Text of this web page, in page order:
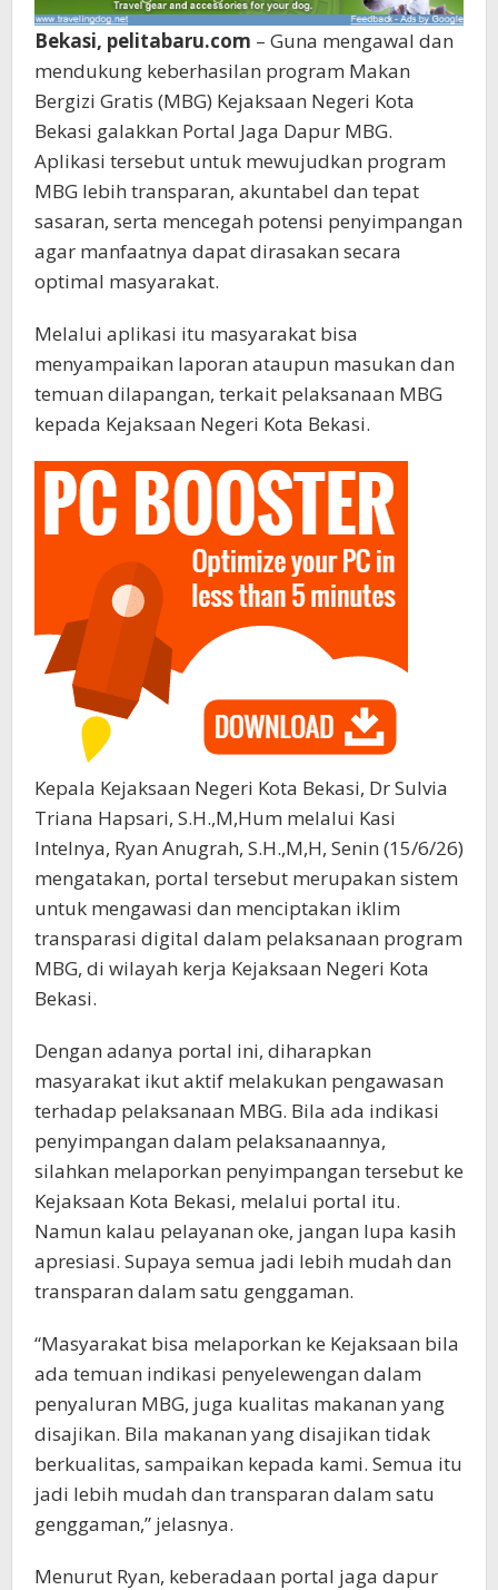
Bekasi, pelitabaru.com – Guna mengawal dan
mendukung keberhasilan program Makan
Bergizi Gratis (MBG) Kejaksaan Negeri Kota
Bekasi galakkan Portal Jaga Dapur MBG.
Aplikasi tersebut untuk mewujudkan program
MBG lebih transparan, akuntabel dan tepat
sasaran, serta mencegah potensi penyimpangan
agar manfaatnya dapat dirasakan secara
optimal masyarakat.
Melalui aplikasi itu masyarakat bisa
menyampaikan laporan ataupun masukan dan
temuan dilapangan, terkait pelaksanaan MBG
kepada Kejaksaan Negeri Kota Bekasi.
Kepala Kejaksaan Negeri Kota Bekasi, Dr Sulvia
Triana Hapsari, S.H.,M,Hum melalui Kasi
Intelnya, Ryan Anugrah, S.H.,M,H, Senin (15/6/26)
mengatakan, portal tersebut merupakan sistem
untuk mengawasi dan menciptakan iklim
transparasi digital dalam pelaksanaan program
MBG, di wilayah kerja Kejaksaan Negeri Kota
Bekasi.
Dengan adanya portal ini, diharapkan
masyarakat ikut aktif melakukan pengawasan
terhadap pelaksanaan MBG. Bila ada indikasi
penyimpangan dalam pelaksanaannya,
silahkan melaporkan penyimpangan tersebut ke
Kejaksaan Kota Bekasi, melalui portal itu.
Namun kalau pelayanan oke, jangan lupa kasih
apresiasi. Supaya semua jadi lebih mudah dan
transparan dalam satu genggaman.
“Masyarakat bisa melaporkan ke Kejaksaan bila
ada temuan indikasi penyelewengan dalam
penyaluran MBG, juga kualitas makanan yang
disajikan. Bila makanan yang disajikan tidak
berkualitas, sampaikan kepada kami. Semua itu
jadi lebih mudah dan transparan dalam satu
genggaman,” jelasnya.
Menurut Ryan, keberadaan portal jaga dapur